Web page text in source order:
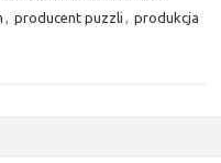
, producent puzzli , produkcja